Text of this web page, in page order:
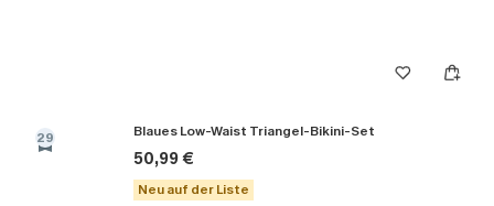
29 Blaues Low-Waist Triangel-Bikini-Set
50,99 €
Neu auf der Liste